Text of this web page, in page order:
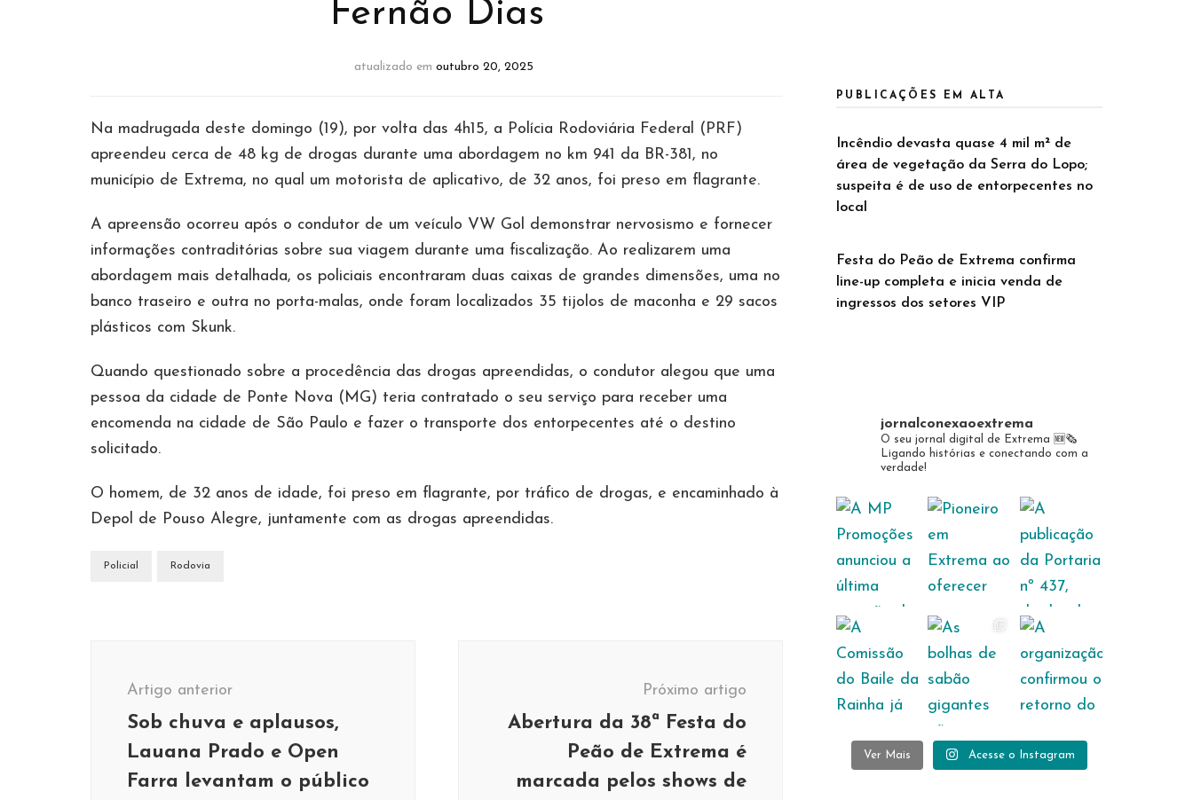
Fernão Dias
atualizado em outubro 20, 2025
Na madrugada deste domingo (19), por volta das 4h15, a Polícia Rodoviária Federal (PRF)
apreendeu cerca de 48 kg de drogas durante uma abordagem no km 941 da BR-381, no
município de Extrema, no qual um motorista de aplicativo, de 32 anos, foi preso em flagrante.
A apreensão ocorreu após o condutor de um veículo VW Gol demonstrar nervosismo e fornecer
informações contraditórias sobre sua viagem durante uma fiscalização. Ao realizarem uma
abordagem mais detalhada, os policiais encontraram duas caixas de grandes dimensões, uma no
banco traseiro e outra no porta-malas, onde foram localizados 35 tijolos de maconha e 29 sacos
plásticos com Skunk.
Quando questionado sobre a procedência das drogas apreendidas, o condutor alegou que uma
pessoa da cidade de Ponte Nova (MG) teria contratado o seu serviço para receber uma
encomenda na cidade de São Paulo e fazer o transporte dos entorpecentes até o destino
solicitado.
O homem, de 32 anos de idade, foi preso em flagrante, por tráfico de drogas, e encaminhado à
Depol de Pouso Alegre, juntamente com as drogas apreendidas.
Policial Rodovia
Artigo anterior
Sob chuva e aplausos,
Lauana Prado e Open
Farra levantam o público
Próximo artigo
Abertura da 38ª Festa do
Peão de Extrema é
marcada pelos shows de
PUBLICAÇÕES EM ALTA
Incêndio devasta quase 4 mil m² de
área de vegetação da Serra do Lopo;
suspeita é de uso de entorpecentes no
local
Festa do Peão de Extrema confirma
line-up completa e inicia venda de
ingressos dos setores VIP
jornalconexaoextrema
O seu jornal digital de Extrema 🆕️🗞
Ligando histórias e conectando com a
verdade!
Ver Mais Acesse o Instagram